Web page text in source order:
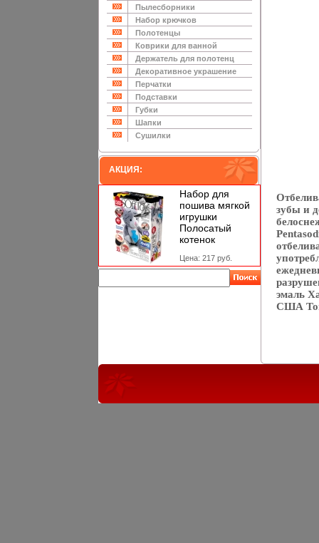
Пылесборники
Набор крючков
Полотенцы
Коврики для ванной
Держатель для полотенц
Декоративное украшение
Перчатки
Подставки
Губки
Шапки
Сушилки
АКЦИЯ:
Набор для
пошива мягкой
игрушки
Полосатый
котенок
Цена: 217 руб.
зубы и
эмаль
США